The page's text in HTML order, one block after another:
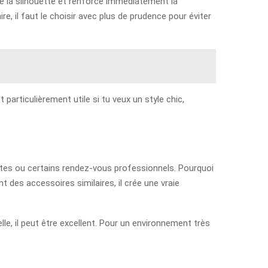
il faut le choisir avec plus de prudence pour éviter
particulièrement utile si tu veux un style chic,
ou certains rendez-vous professionnels. Pourquoi
des accessoires similaires, il crée une vraie
il peut être excellent. Pour un environnement très